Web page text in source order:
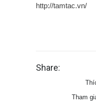
http://tamtac.vn/
Share:
Tham